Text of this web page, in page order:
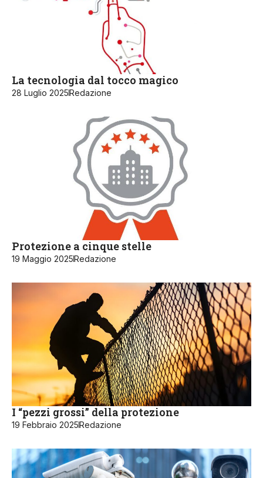
La tecnologia dal tocco magico
28 Luglio 2025Redazione
Protezione a cinque stelle
19 Maggio 2025Redazione
I “pezzi grossi” della protezione
19 Febbraio 2025Redazione